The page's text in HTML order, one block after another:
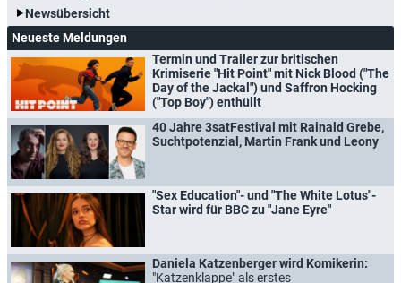
Newsübersicht
Neueste Meldungen
Termin und Trailer zur britischen
Krimiserie "Hit Point" mit Nick Blood ("The
Day of the Jackal") und Saffron Hocking
("Top Boy") enthüllt
40 Jahre 3satFestival mit Rainald Grebe,
Suchtpotenzial, Martin Frank und Leony
"Sex Education"- und "The White Lotus"-
Star wird für BBC zu "Jane Eyre"
Daniela Katzenberger wird Komikerin:
"Katzenklappe" als erstes